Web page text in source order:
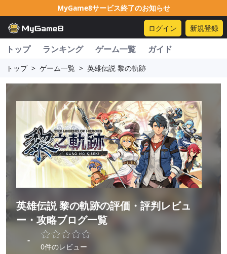
MyGame8サービス終了のお知らせ
ログイン 新規登録
トップ ランキング ゲーム一覧 ガイド
トップ > ゲーム一覧 > 英雄伝説 黎の軌跡
英雄伝説 黎の軌跡の評価・評判レビュ
ー・攻略ブログ一覧
-
0件のレビュー